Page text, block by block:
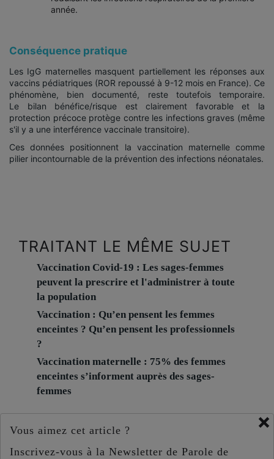
année.
Conséquence pratique
Les IgG maternelles masquent partiellement les réponses aux
vaccins pédiatriques (ROR repoussé à 9-12 mois en France). Ce
phénomène, bien documenté, reste toutefois temporaire.
Le bilan bénéfice/risque est clairement favorable et la
protection précoce protège contre les infections graves (même
s'il y a une interférence vaccinale transitoire).
Ces données positionnent la vaccination maternelle comme
pilier incontournable de la prévention des infections néonatales.
TRAITANT LE MÊME SUJET
Vaccination Covid-19 : Les sages-femmes
peuvent la prescrire et l'administrer à toute
la population
Vaccination : Qu’en pensent les femmes
enceintes ? Qu’en pensent les professionnels
?
Vaccination maternelle : 75% des femmes
enceintes s’informent auprès des sages-
femmes
×
Vous aimez cet article ?
Inscrivez-vous à la Newsletter de Parole de